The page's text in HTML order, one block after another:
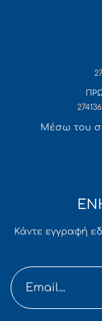
Mέσω του
Κάντε εγγραφή